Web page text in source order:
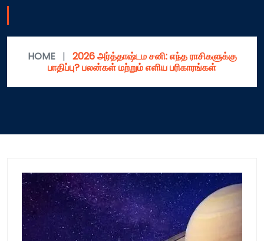
HOME |
2026 அர்த்தாஷ்டம சனி: எந்த ராசிகளுக்கு
பாதிப்பு? பலன்கள் மற்றும் எளிய பரிகாரங்கள்